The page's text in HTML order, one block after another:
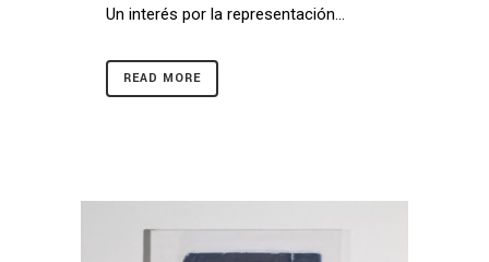
Un interés por la representación...
READ MORE